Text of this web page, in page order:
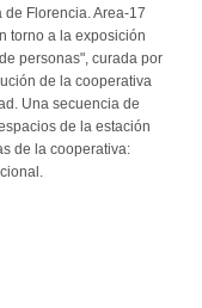
Florencia. Area-17
torno a la exposición
personas", curada por
de la cooperativa
Una secuencia de
de la estación
de la cooperativa: